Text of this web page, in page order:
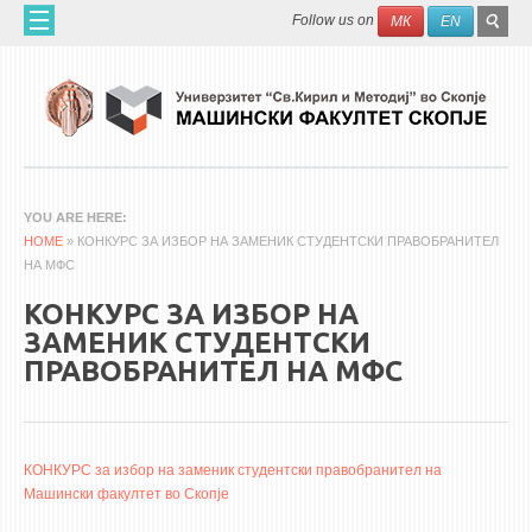
Skip to main content Search
Follow us on МК EN
ABOUT US
60 YEARS MF
ORGANIZATION
APPLIED ACTIVITES
DOCUMENTS
PROFESSORS
YOU ARE HERE
HOME » КОНКУРС ЗА ИЗБОР НА ЗАМЕНИК СТУДЕНТСКИ ПРАВОБРАНИТЕЛ
НА МФС
КОНКУРС ЗА ИЗБОР НА
ЗАМЕНИК СТУДЕНТСКИ
ПРАВОБРАНИТЕЛ НА МФС
КОНКУРС за избор на заменик студентски правобранител на
Машински факултет во Скопје